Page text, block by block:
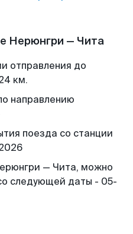
Нерюнгри — Чита
отправления до
км.
направлению
поезда со станции
— Чита, можно
следующей даты - 05-